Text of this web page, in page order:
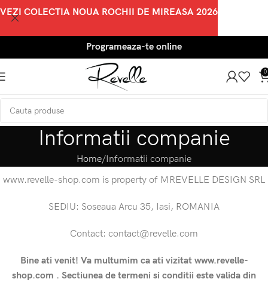
Programeaza-te online
0
Informatii companie
Home Informatii companie
www.revelle-shop.com is property of MREVELLE DESIGN SRL
SEDIU: Soseaua Arcu 35, Iasi, ROMANIA
Contact: contact@revelle.com
Bine ati venit! Va multumim ca ati vizitat www.revelle-
shop.com . Sectiunea de termeni si conditii este valida din
VEZI COLECTIA NOUA ROCHII DE MIREASA 2026